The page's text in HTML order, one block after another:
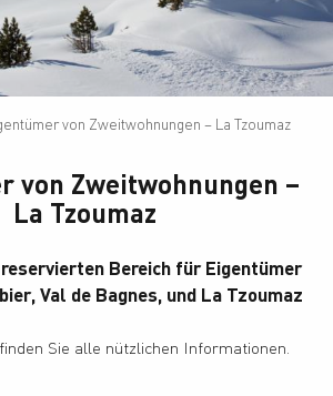
von Zweitwohnungen – La Tzoumaz
von Zweitwohnungen –
La Tzoumaz
Bereich für Eigentümer
Val de Bagnes, und La Tzoumaz
Sie alle nützlichen Informationen.